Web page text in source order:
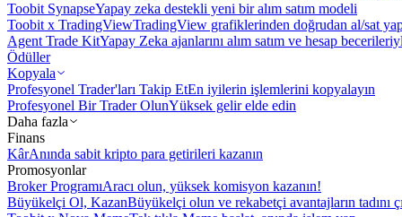
Toobit SynapseYapay zeka destekli yeni bir alım satım modeli
Toobit x TradingViewTradingView grafiklerinden doğrudan al/sat
Agent Trade KitYapay Zeka ajanlarını alım satım ve hesap
Ödüller
Kopyala
Profesyonel Trader'ları Takip EtEn iyilerin işlemlerini kopyalayın
Profesyonel Bir Trader OlunYüksek gelir elde edin
Daha fazla
Finans
KârAnında sabit kripto para getirileri kazanın
Promosyonlar
Broker ProgramıAracı olun, yüksek komisyon kazanın!
Büyükelçi Ol, KazanBüyükelçi olun ve rekabetçi avantajların tadını